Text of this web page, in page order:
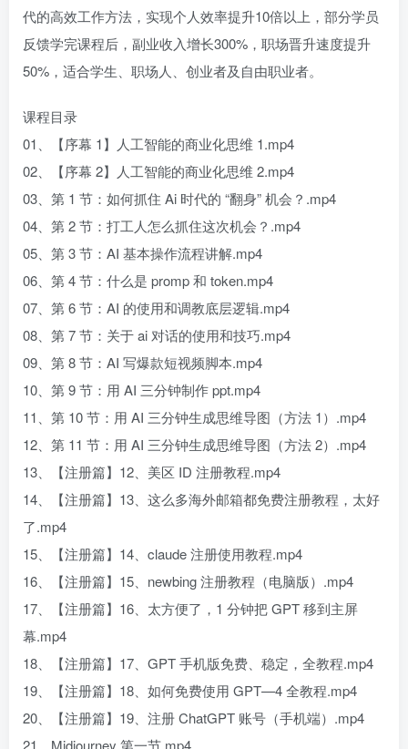
代的高效工作方法，实现个人效率提升10倍以上，部分学员
反馈学完课程后，副业收入增长300%，职场晋升速度提升
50%，适合学生、职场人、创业者及自由职业者。
课程目录
01、【序幕 1】人工智能的商业化思维 1.mp4
02、【序幕 2】人工智能的商业化思维 2.mp4
03、第 1 节：如何抓住 Ai 时代的 “翻身” 机会？.mp4
04、第 2 节：打工人怎么抓住这次机会？.mp4
05、第 3 节：AI 基本操作流程讲解.mp4
06、第 4 节：什么是 promp 和 token.mp4
07、第 6 节：AI 的使用和调教底层逻辑.mp4
08、第 7 节：关于 ai 对话的使用和技巧.mp4
09、第 8 节：AI 写爆款短视频脚本.mp4
10、第 9 节：用 AI 三分钟制作 ppt.mp4
11、第 10 节：用 AI 三分钟生成思维导图（方法 1）.mp4
12、第 11 节：用 AI 三分钟生成思维导图（方法 2）.mp4
13、【注册篇】12、美区 ID 注册教程.mp4
14、【注册篇】13、这么多海外邮箱都免费注册教程，太好
了.mp4
15、【注册篇】14、claude 注册使用教程.mp4
16、【注册篇】15、newbing 注册教程（电脑版）.mp4
17、【注册篇】16、太方便了，1 分钟把 GPT 移到主屏
幕.mp4
18、【注册篇】17、GPT 手机版免费、稳定，全教程.mp4
19、【注册篇】18、如何免费使用 GPT—4 全教程.mp4
20、【注册篇】19、注册 ChatGPT 账号（手机端）.mp4
21、Midjourney 第一节.mp4